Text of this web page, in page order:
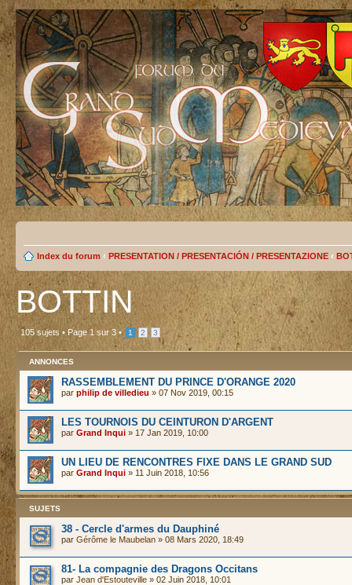
Index du forum ‹ PRESENTATION / PRESENTACIÓN / PRESENTAZIONE ‹
BOTTIN
105 sujets • Page 1 sur3 • 1 2 3
ANNONCES
RASSEMBLEMENT DU PRINCE D'ORANGE 2020
par philip de villedieu » 07 Nov 2019, 00:15
LES TOURNOIS DU CEINTURON D'ARGENT
par Grand Inqui » 17 Jan 2019, 10:00
UN LIEU DE RENCONTRES FIXE DANS LE GRAND SUD
par Grand Inqui » 11 Juin 2018, 10:56
SUJETS
38 - Cercle d'armes du Dauphiné
par Gérôme le Maubelan » 08 Mars 2020, 18:49
81- La compagnie des Dragons Occitans
par Jean d'Estouteville » 02 Juin 2018, 10:01